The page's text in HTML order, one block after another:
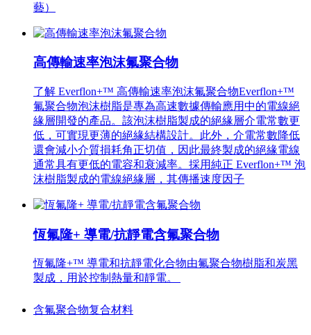
藝）
高傳輸速率泡沫氟聚合物
了解 Everflon+™ 高傳輸速率泡沫氟聚合物Everflon+™
氟聚合物泡沫樹脂是專為高速數據傳輸應用中的電線絕
緣層開發的產品。該泡沫樹脂製成的絕緣層介電常數更
低，可實現更薄的絕緣結構設計。此外，介電常數降低
還會減小介質損耗角正切值，因此最終製成的絕緣電線
通常具有更低的電容和衰減率。採用純正 Everflon+™ 泡
沫樹脂製成的電線絕緣層，其傳播速度因子
恆氟隆+ 導電/抗靜電含氟聚合物
恆氟隆+™ 導電和抗靜電化合物由氟聚合物樹脂和炭黑
製成，用於控制熱量和靜電。
含氟聚合物复合材料